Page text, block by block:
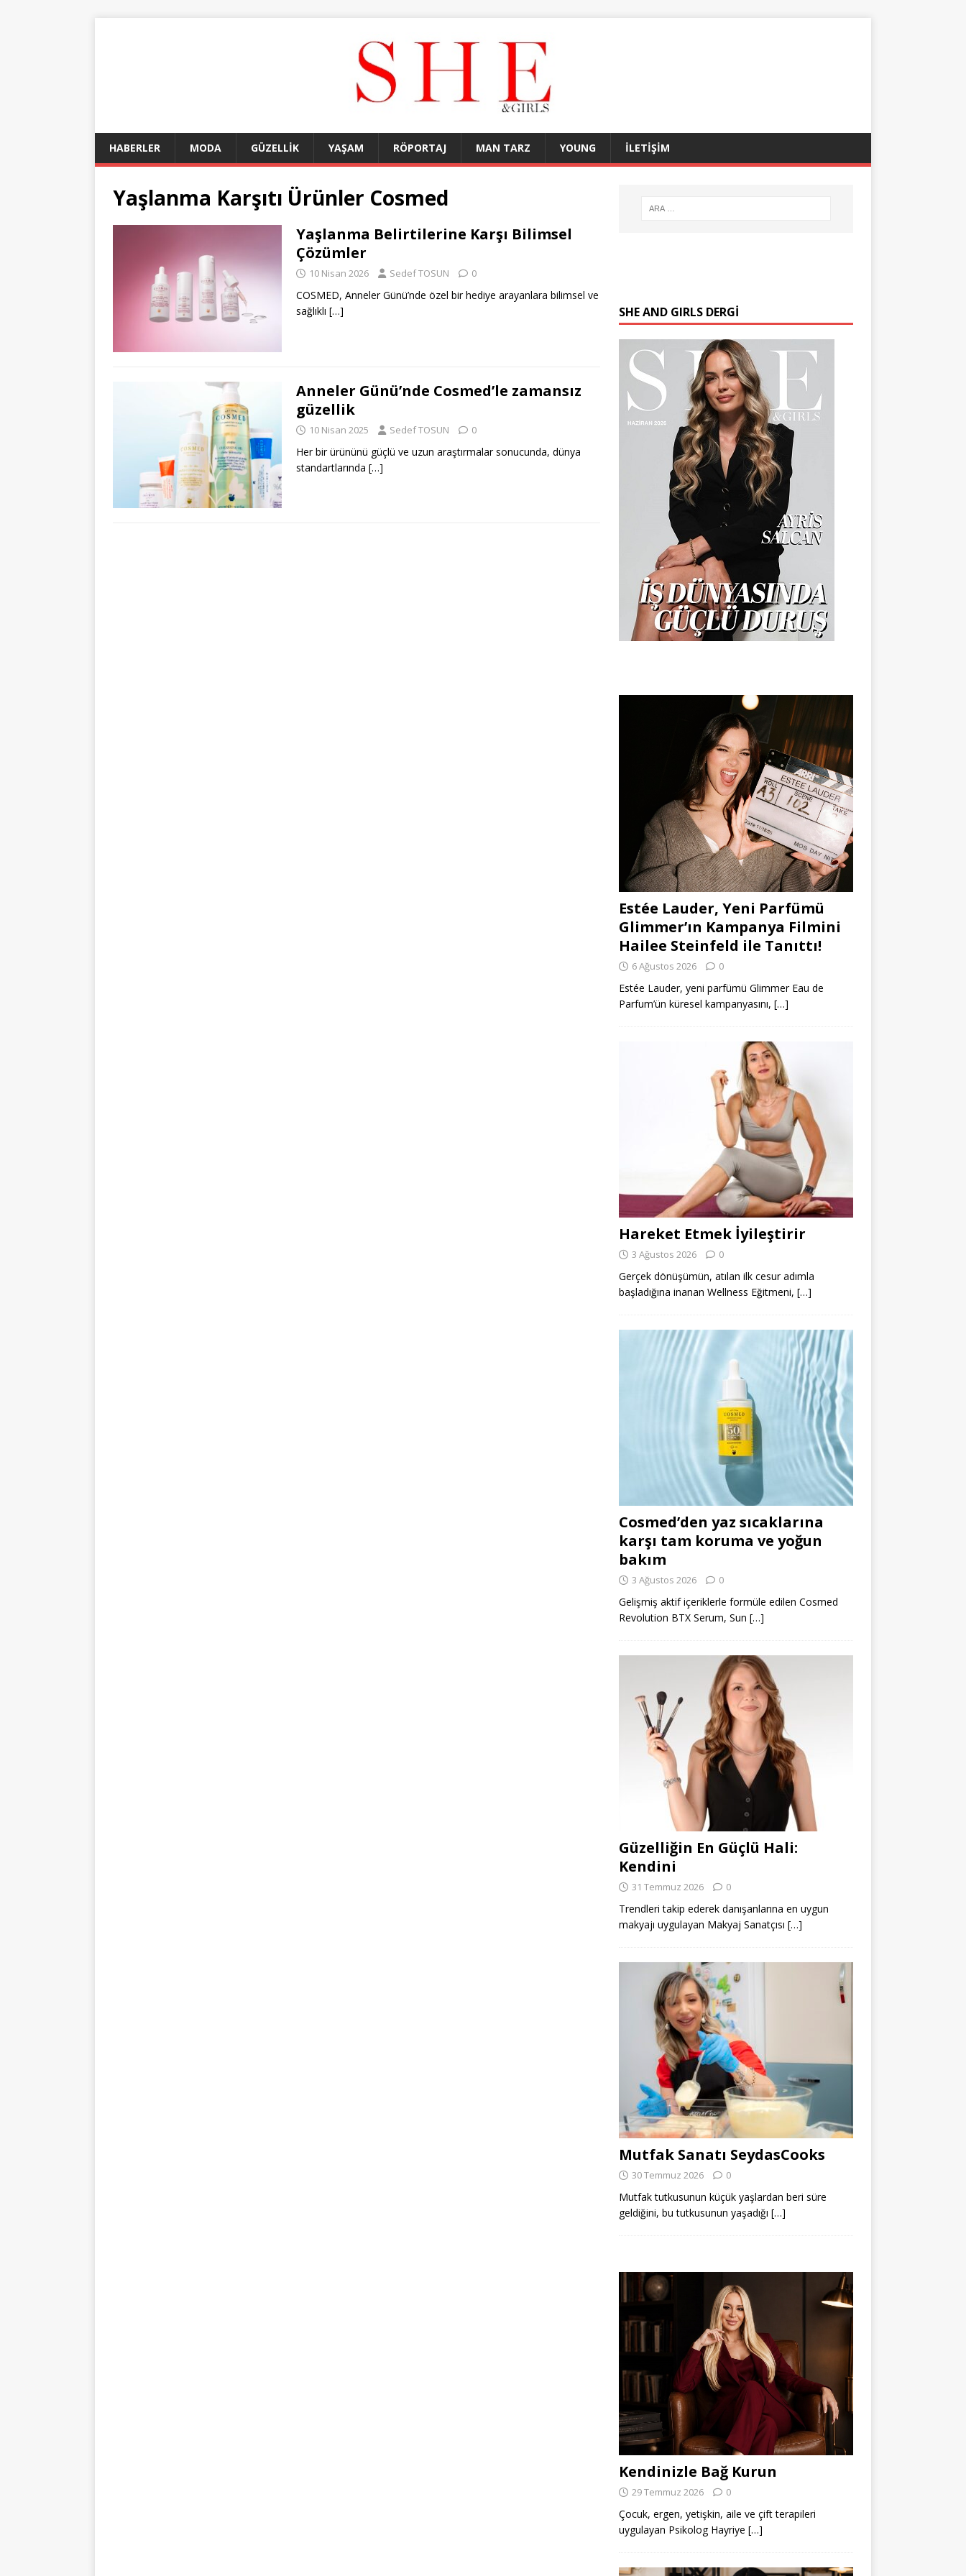
HABERLER MODA GÜZELLİK YAŞAM RÖPORTAJ MAN TARZ YOUNG İLETİŞİM
Yaşlanma Karşıtı Ürünler Cosmed
Yaşlanma Belirtilerine Karşı Bilimsel
Çözümler
10 Nisan 2026 Sedef TOSUN 0
COSMED, Anneler Günü’nde özel bir hediye arayanlara bilimsel ve
sağlıklı […]
Anneler Günü’nde Cosmed’le zamansız
güzellik
10 Nisan 2025 Sedef TOSUN 0
Her bir ürününü güçlü ve uzun araştırmalar sonucunda, dünya
standartlarında […]
SHE AND GIRLS DERGİ
Estée Lauder, Yeni Parfümü
Glimmer’ın Kampanya Filmini
Hailee Steinfeld ile Tanıttı!
6 Ağustos 2026 0
Estée Lauder, yeni parfümü Glimmer Eau de
Parfum’ün küresel kampanyasını, […]
Hareket Etmek İyileştirir
3 Ağustos 2026 0
Gerçek dönüşümün, atılan ilk cesur adımla
başladığına inanan Wellness Eğitmeni, […]
Cosmed’den yaz sıcaklarına
karşı tam koruma ve yoğun
bakım
3 Ağustos 2026 0
Gelişmiş aktif içeriklerle formüle edilen Cosmed
Revolution BTX Serum, Sun […]
Güzelliğin En Güçlü Hali:
Kendini
31 Temmuz 2026 0
Trendleri takip ederek danışanlarına en uygun
makyajı uygulayan Makyaj Sanatçısı […]
Mutfak Sanatı SeydasCooks
30 Temmuz 2026 0
Mutfak tutkusunun küçük yaşlardan beri süre
geldiğini, bu tutkusunun yaşadığı […]
Kendinizle Bağ Kurun
29 Temmuz 2026 0
Çocuk, ergen, yetişkin, aile ve çift terapileri
uygulayan Psikolog Hayriye […]